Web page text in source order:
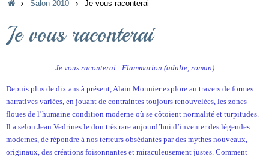
Accueil
Salon 2010 Je vous raconterai
Je vous raconterai
Je vous raconterai : Flammarion (adulte, roman)
Depuis plus de dix ans à présent, Alain Monnier explore au travers de formes
narratives variées, en jouant de contraintes toujours renouvelées, les zones
floues de l’humaine condition moderne où se côtoient normalité et turpitudes.
Il a selon Jean Vedrines le don très rare aujourd’hui d’inventer des légendes
modernes, de répondre à nos terreurs obsédantes par des mythes nouveaux,
originaux, des créations foisonnantes et miraculeusement justes. Comment